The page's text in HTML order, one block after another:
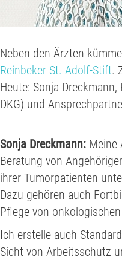
Neben den Ärzten
Reinbeker St. Adolf-Stift.
Heute: Sonja
DKG) und
Sonja Dreckmann: Meine
Beratung von
ihrer Tumorpatienten
Dazu gehören auch
Pflege von
Ich erstelle auch
Sicht von Arbeitsschutz